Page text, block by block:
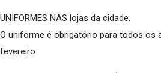
UNIFORMES NAS lojas da cidade.
O uniforme é obrigatório para todos os
fevereiro